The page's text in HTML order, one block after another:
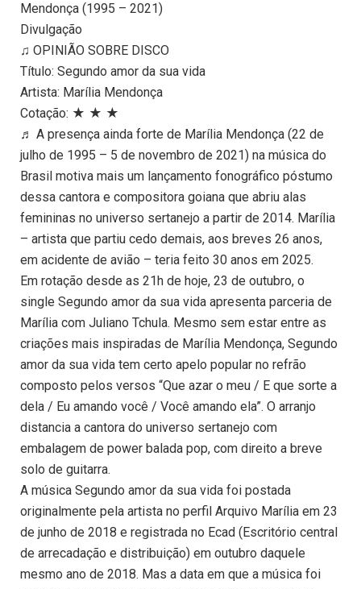
Mendonça (1995 – 2021)
Divulgação
♫ OPINIÃO SOBRE DISCO
Título: Segundo amor da sua vida
Artista: Marília Mendonça
Cotação: ★ ★ ★
♬ A presença ainda forte de Marília Mendonça (22 de
julho de 1995 – 5 de novembro de 2021) na música do
Brasil motiva mais um lançamento fonográfico póstumo
dessa cantora e compositora goiana que abriu alas
femininas no universo sertanejo a partir de 2014. Marília
– artista que partiu cedo demais, aos breves 26 anos,
em acidente de avião – teria feito 30 anos em 2025.
Em rotação desde as 21h de hoje, 23 de outubro, o
single Segundo amor da sua vida apresenta parceria de
Marília com Juliano Tchula. Mesmo sem estar entre as
criações mais inspiradas de Marília Mendonça, Segundo
amor da sua vida tem certo apelo popular no refrão
composto pelos versos “Que azar o meu / E que sorte a
dela / Eu amando você / Você amando ela”. O arranjo
distancia a cantora do universo sertanejo com
embalagem de power balada pop, com direito a breve
solo de guitarra.
A música Segundo amor da sua vida foi postada
originalmente pela artista no perfil Arquivo Marília em 23
de junho de 2018 e registrada no Ecad (Escritório central
de arrecadação e distribuição) em outubro daquele
mesmo ano de 2018. Mas a data em que a música foi